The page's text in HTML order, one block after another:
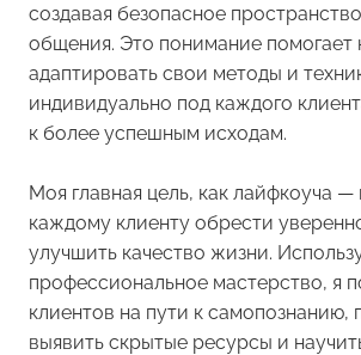
создавая безопасное
общения. Это понимание помогает
адаптировать свои методы и
индивидуально под каждого
к более успешным исходам.
Моя главная цель, как лайфкоуча —
каждому клиенту обрести
улучшить качество жизни.
профессиональное мастерство, я
клиентов на пути к самопознанию,
выявить скрытые ресурсы и